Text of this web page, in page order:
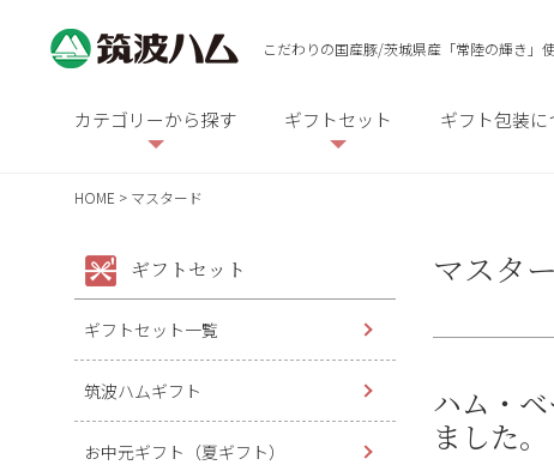
こだわりの国産豚/茨城県産「常陸の輝き」
カテゴリーから探す ギフトセット ギフト包装に
HOME マスタード
ギフトセット
ギフトセット一覧
筑波ハムギフト
お中元ギフト（夏ギフト）
マスタ
ハム・
ました。